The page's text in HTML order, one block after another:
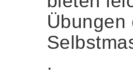
Übungen
.